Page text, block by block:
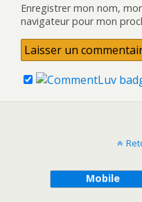
Enregistrer mon nom,
navigateur pour mon
Mobile